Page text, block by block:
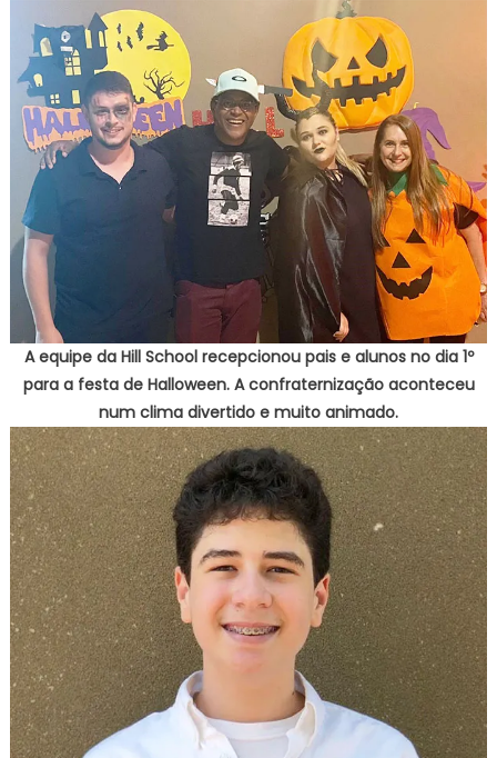
A equipe da Hill School recepcionou pais e alunos no dia 1º
para a festa de Halloween. A confraternização aconteceu
num clima divertido e muito animado.